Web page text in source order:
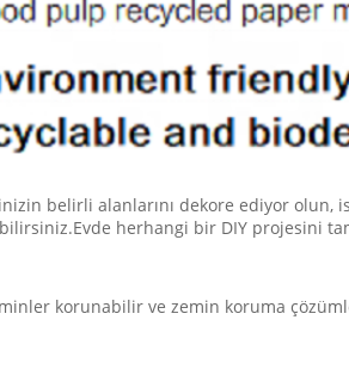
belirli alanlarını dekore ediyor olun,
herhangi bir DIY projesini
korunabilir ve zemin koruma